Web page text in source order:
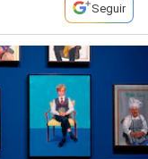
Seguir